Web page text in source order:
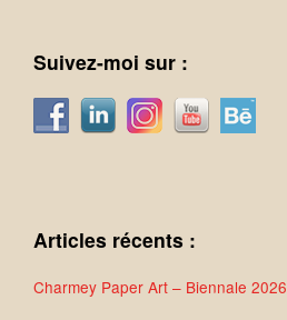
Suivez-moi sur :
Articles récents :
Charmey Paper Art – Biennale 2026